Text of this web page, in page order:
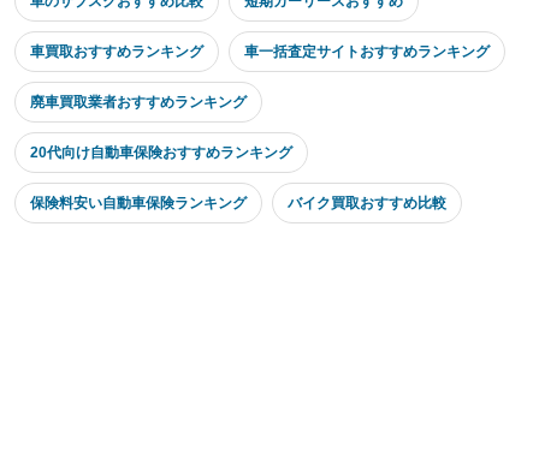
車買取おすすめランキング 車一括査定サイトおすすめランキング
廃車買取業者おすすめランキング
20代向け自動車保険おすすめランキング
保険料安い自動車保険ランキング バイク買取おすすめ比較